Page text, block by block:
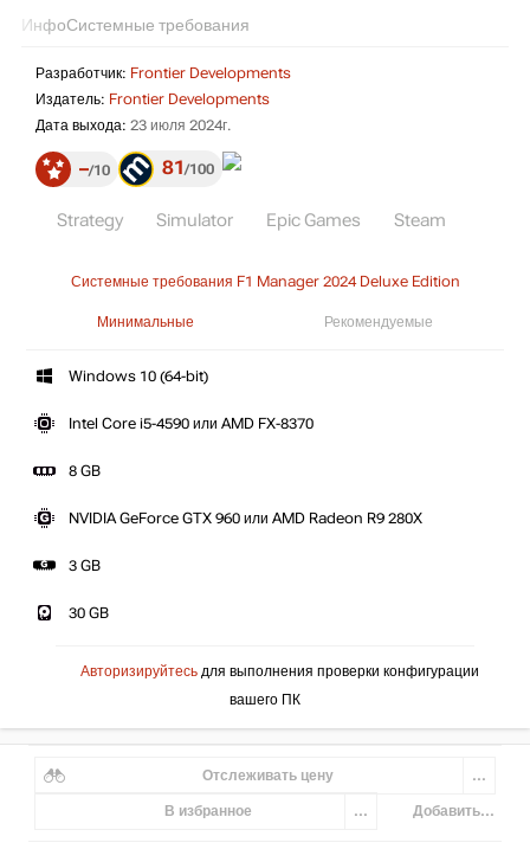
ИнфоСистемные требования
Разработчик: Frontier Developments
Издатель: Frontier Developments
Дата выхода: 23 июля 2024г.
– 10 81 100
Strategy Simulator Epic Games Steam
Системные требования F1 Manager 2024 Deluxe Edition
Минимальные Рекомендуемые
Windows 10 (64-bit)
Intel Core i5-4590 или AMD FX-8370
8 GB
NVIDIA GeForce GTX 960 или AMD Radeon R9 280X
3 GB
30 GB
Авторизируйтесь для выполнения проверки конфигурации
вашего ПК
Отслеживать цену ...
В избранное ... Добавить...